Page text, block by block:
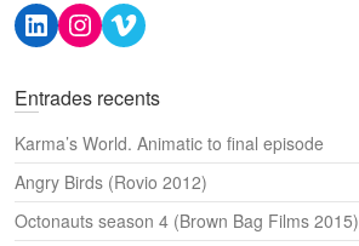
r
cLinkedIn
Instagram
Vimeo
Entrades recents
Karma’s World. Animatic to final episode
Angry Birds (Rovio 2012)
Octonauts season 4 (Brown Bag Films 2015)